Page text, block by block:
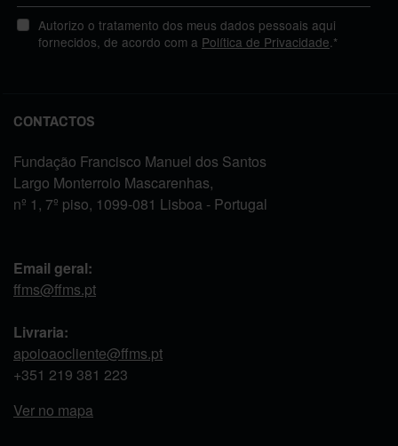
Autorizo o tratamento dos meus dados pessoais aqui
fornecidos, de acordo com a Política de Privacidade .*
CONTACTOS
Fundação Francisco Manuel dos Santos
Largo Monterroio Mascarenhas,
nº 1, 7º piso, 1099-081 Lisboa - Portugal
Email geral:
ffms@ffms.pt
Livraria:
apoioaocliente@ffms.pt
+351 219 381 223
Ver no mapa